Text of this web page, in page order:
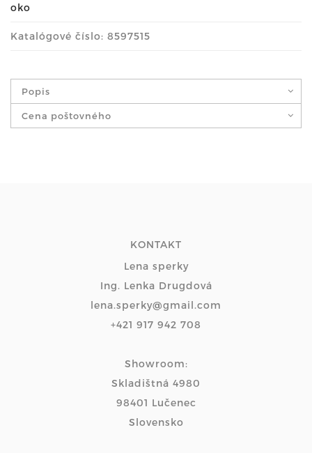
oko
Katalógové číslo: 8597515
Popis
Cena poštovného
KONTAKT
Lena sperky
Ing. Lenka Drugdová
lena.sperky@gmail.com
+421 917 942 708
Showroom:
Skladištná 4980
98401 Lučenec
Slovensko